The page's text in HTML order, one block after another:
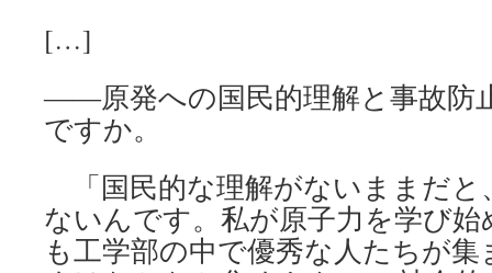
[…]
――原発への国民的理解と事故防
ですか。
「国民的な理解がないままだと
ないんです。私が原子力を学び
も工学部の中で優秀な人たちが